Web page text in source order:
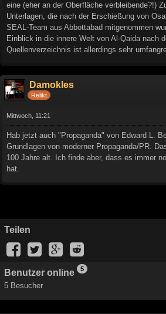
eine (eher an der Oberfläche verbleibende?!)
Unterlagen, die nach der Erschießung von
SEAL-Team aus Abbottabad mitgenommen
Einblick in die innere Welt von Al-Qaida nach
Quellenverzeichnis ist allerdings sehr
Damokles
Relikt
Mittwoch, 11:21
Hab jetzt auch "Propaganda" von Edward L.
Grundlagen von moderner Propaganda/PR.
100 Jahre alt. Ich finde aber, dass es immer
hat.
Teilen
Benutzer online 5
5 Besucher